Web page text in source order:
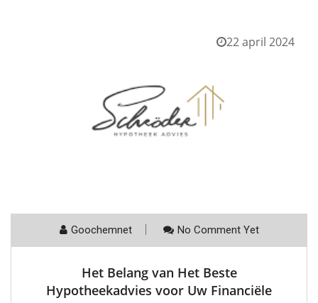
22 april 2024
Goochemnet No Comment Yet
Het Belang van Het Beste
Hypotheekadvies voor Uw Financiële